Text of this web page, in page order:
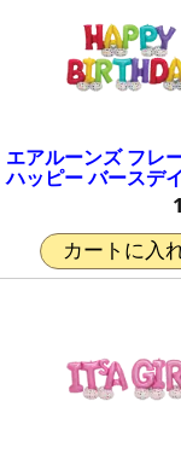
エアルーンズ フレ
ハッピー バースデイ
カートに入